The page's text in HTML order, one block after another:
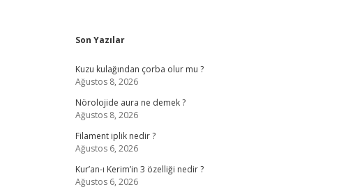
Sidebar
Son Yazılar
Kuzu kulağından çorba olur mu ?
Ağustos 8, 2026
Nörolojide aura ne demek ?
Ağustos 8, 2026
Filament iplik nedir ?
Ağustos 6, 2026
Kur’an-ı Kerim’in 3 özelliği nedir ?
Ağustos 6, 2026
vdcasino güncel giriş